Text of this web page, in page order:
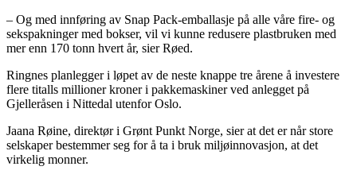
– Og med innføring av Snap Pack-emballasje på alle våre fire- og
sekspakninger med bokser, vil vi kunne redusere plastbruken med
mer enn 170 tonn hvert år, sier Røed.
Ringnes planlegger i løpet av de neste knappe tre årene å investere
flere titalls millioner kroner i pakkemaskiner ved anlegget på
Gjelleråsen i Nittedal utenfor Oslo.
Jaana Røine, direktør i Grønt Punkt Norge, sier at det er når store
selskaper bestemmer seg for å ta i bruk miljøinnovasjon, at det
virkelig monner.